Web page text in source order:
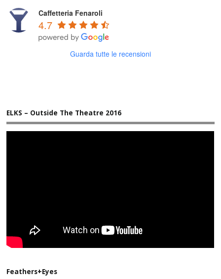
Caffetteria Fenaroli
4.7
Guarda tutte le recensioni
ELKS – Outside The Theatre 2016
Feathers+Eyes